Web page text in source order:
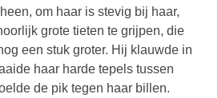
om haar is stevig bij haar,
grote tieten te grijpen, die
een stuk groter. Hij klauwde in
haar harde tepels tussen
de pik tegen haar billen.